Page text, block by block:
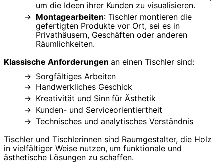
um die Ideen ihrer Kunden zu visualisieren.
Montagearbeiten: Tischler montieren die
gefertigten Produkte vor Ort, sei es in
Privathäusern, Geschäften oder anderen
Räumlichkeiten.
Klassische Anforderungen an einen Tischler sind:
Sorgfältiges Arbeiten
Handwerkliches Geschick
Kreativität und Sinn für Ästhetik
Kunden- und Serviceorientiertheit
Technisches und analytisches Verständnis
Tischler und Tischlerinnen sind Raumgestalter, die Holz
in vielfältiger Weise nutzen, um funktionale und
ästhetische Lösungen zu schaffen.